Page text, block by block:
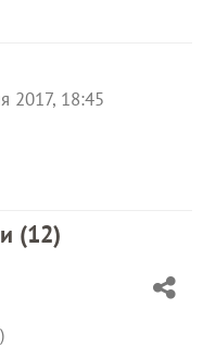
2017, 18:45
(12)